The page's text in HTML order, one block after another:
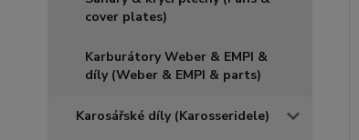
cover plates)
Karburátory Weber & EMPI &
díly (Weber & EMPI & parts)
Karosářské díly (Karosseridele)